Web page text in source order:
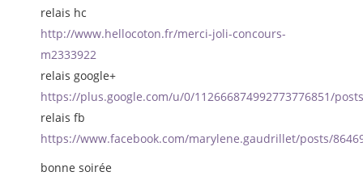
relais hc
http://www.hellocoton.fr/merci-joli-concours-
m2333922
relais google+
https://plus.google.com/u/0/112666874992773776851/
relais fb
https://www.facebook.com/marylene.gaudrillet/posts/
bonne soirée